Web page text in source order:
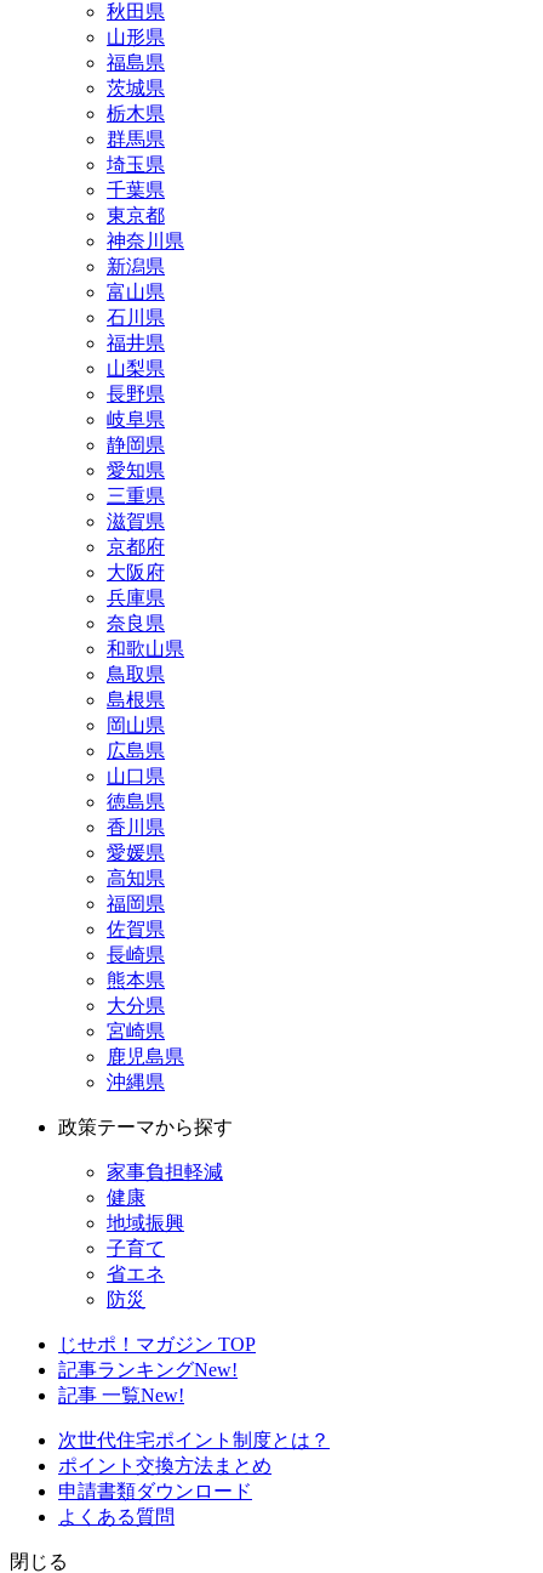
秋田県
山形県
福島県
茨城県
栃木県
群馬県
埼玉県
千葉県
東京都
神奈川県
新潟県
富山県
石川県
福井県
山梨県
長野県
岐阜県
静岡県
愛知県
三重県
滋賀県
京都府
大阪府
兵庫県
奈良県
和歌山県
鳥取県
島根県
岡山県
広島県
山口県
徳島県
香川県
愛媛県
高知県
福岡県
佐賀県
長崎県
熊本県
大分県
宮崎県
鹿児島県
沖縄県
政策テーマから探す
家事負担軽減
健康
地域振興
子育て
省エネ
防災
じせポ！マガジン TOP
記事ランキングNew!
記事 一覧New!
次世代住宅ポイント制度とは？
ポイント交換方法まとめ
申請書類ダウンロード
よくある質問
閉じる